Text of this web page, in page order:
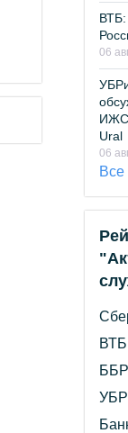
ВТБ:
06
ИЖС
Ural
06
Все
ВТБ